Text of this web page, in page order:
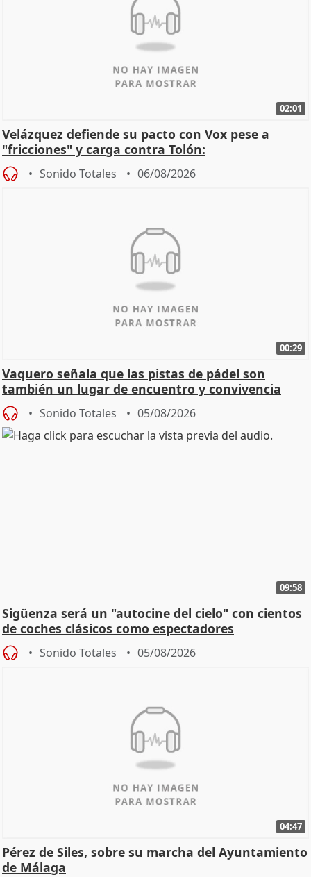
02:01
Velázquez defiende su pacto con Vox pese a
"fricciones" y carga contra Tolón:
Sonido Totales 06/08/2026
00:29
Vaquero señala que las pistas de pádel son
también un lugar de encuentro y convivencia
Sonido Totales 05/08/2026
09:58
Sigüenza será un "autocine del cielo" con cientos
de coches clásicos como espectadores
Sonido Totales 05/08/2026
04:47
Pérez de Siles, sobre su marcha del Ayuntamiento
de Málaga